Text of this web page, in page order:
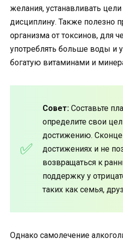
желания, устанавливать
дисциплину. Также полезно
организма от токсинов, для
употреблять больше воды и
богатую витаминами и
Совет: Составьте
определите свои
достижению.
достижениях и не
возвращаться к
поддержку у
таких как семья,
Однако самолечение